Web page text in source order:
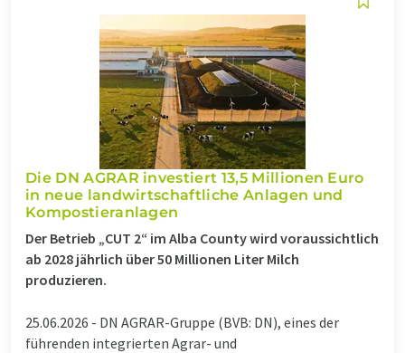
Die DN AGRAR investiert 13,5 Millionen Euro
in neue landwirtschaftliche Anlagen und
Kompostieranlagen
Der Betrieb „CUT 2“ im Alba County wird voraussichtlich
ab 2028 jährlich über 50 Millionen Liter Milch
produzieren.
25.06.2026 - DN AGRAR-Gruppe (BVB: DN), eines der
führenden integrierten Agrar- und